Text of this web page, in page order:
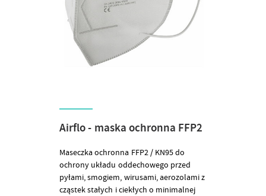
Airflo - maska ochronna FFP2
Maseczka ochronna FFP2 / KN95 do
ochrony układu oddechowego przed
pyłami, smogiem, wirusami, aerozolami z
cząstek stałych i ciekłych o minimalnej